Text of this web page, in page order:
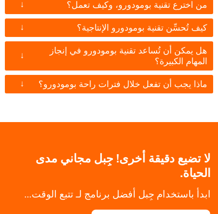
من اخترع تقنية بومودورو، وكيف تعمل؟ ↓
كيف تُحسِّن تقنية بومودورو الإنتاجية؟ ↓
هل يمكن أن تُساعد تقنية بومودورو في إنجاز
المهام الكبيرة؟
↓
ماذا يجب أن تفعل خلال فترات راحة بومودورو؟ ↓
لا تضيع دقيقة أخرى! جِبل مجاني مدى
الحياة.
ابدأ باستخدام جِبل أفضل برنامج لـ تتبع الوقت...